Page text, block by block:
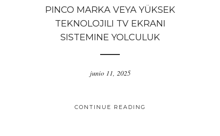
PINCO MARKA VEYA YÜKSEK
TEKNOLOJILI TV EKRANI
SISTEMINE YOLCULUK
junio 11, 2025
CONTINUE READING